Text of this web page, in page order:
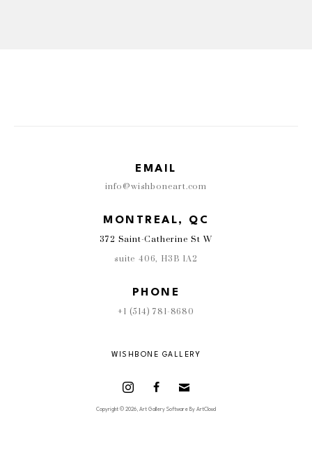
EMAIL
info@wishboneart.com
MONTREAL, QC
372 Saint-Catherine St W
suite 406, H3B 1A2
PHONE
+1 (514) 781-8680
WISHBONE GALLERY
Copyright © 2026, Art Gallery Software By ArtCloud